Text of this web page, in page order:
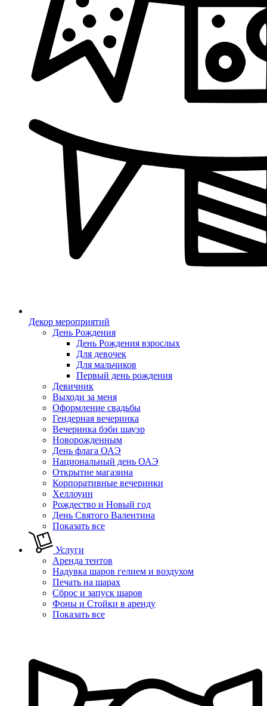
Декор мероприятий
День Рождения
День Рождения взрослых
Для девочек
Для мальчиков
Первый день рождения
Девичник
Выходи за меня
Оформление свадьбы
Гендерная вечеринка
Вечеринка бэби шауэр
Новорожденным
День флага ОАЭ
Национальный день ОАЭ
Открытие магазина
Корпоративные вечеринки
Хеллоуин
Рождество и Новый год
День Святого Валентина
Показать все
Услуги
Аренда тентов
Надувка шаров гелием и воздухом
Печать на шарах
Сброс и запуск шаров
Фоны и Стойки в аренду
Показать все